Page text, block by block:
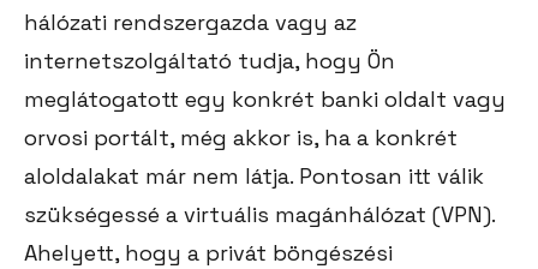
hálózati rendszergazda vagy az
internetszolgáltató tudja, hogy Ön
meglátogatott egy konkrét banki oldalt vagy
orvosi portált, még akkor is, ha a konkrét
aloldalakat már nem látja. Pontosan itt válik
szükségessé a virtuális magánhálózat (VPN).
Ahelyett, hogy a privát böngészési